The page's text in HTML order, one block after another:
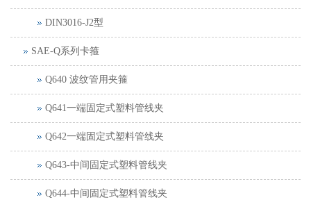
DIN3016-J2型
SAE-Q系列卡箍
Q640 波纹管用夹箍
Q641一端固定式塑料管线夹
Q642一端固定式塑料管线夹
Q643-中间固定式塑料管线夹
Q644-中间固定式塑料管线夹